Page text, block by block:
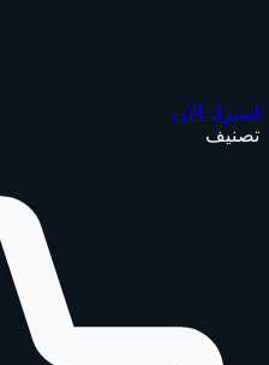
اشترك الآن
تصنيف